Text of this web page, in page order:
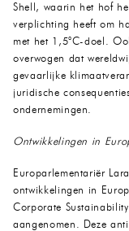
Shell, waarin het hof
verplichting heeft om
met het 1,5°C-doel.
overwogen dat
gevaarlijke
juridische
ondernemingen.
Ontwikkelingen in
Europarlementariër
ontwikkelingen in
Corporate
aangenomen. Deze